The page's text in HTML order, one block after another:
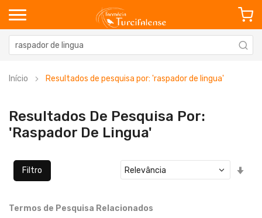
Início Resultados de pesquisa por: 'raspador de lingua'
Resultados De Pesquisa Por:
'raspador De Lingua'
Filtro
Termos de Pesquisa Relacionados